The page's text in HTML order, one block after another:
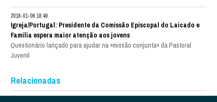
2018-01-06 18:49
Igreja/Portugal: Presidente da Comissão Episcopal do Laicado e
Família espera maior atenção aos jovens
Questionário lançado para ajudar na «missão conjunta» da Pastoral
Juvenil
Relacionadas